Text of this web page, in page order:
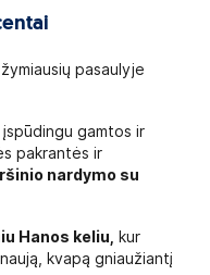
pasaulyje
gamtos ir
pakrantės ir
nardymo su
Hanos keliu,
kur
kvapą gniaužiantį